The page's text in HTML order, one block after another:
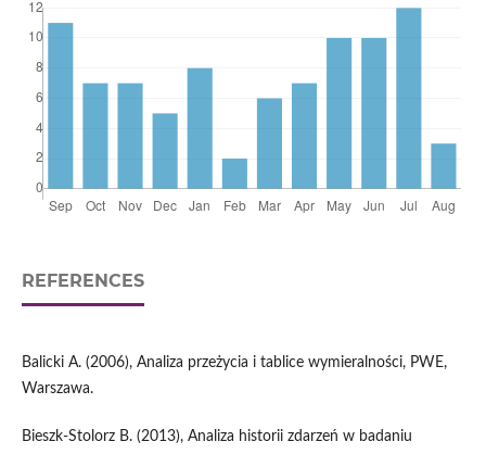
REFERENCES
Balicki A. (2006), Analiza przeżycia i tablice wymieralności, PWE,
Warszawa.
Bieszk-Stolorz B. (2013), Analiza historii zdarzeń w badaniu